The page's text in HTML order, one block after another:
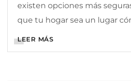
existen opciones más
que tu hogar sea un lugar
LEER MÁS